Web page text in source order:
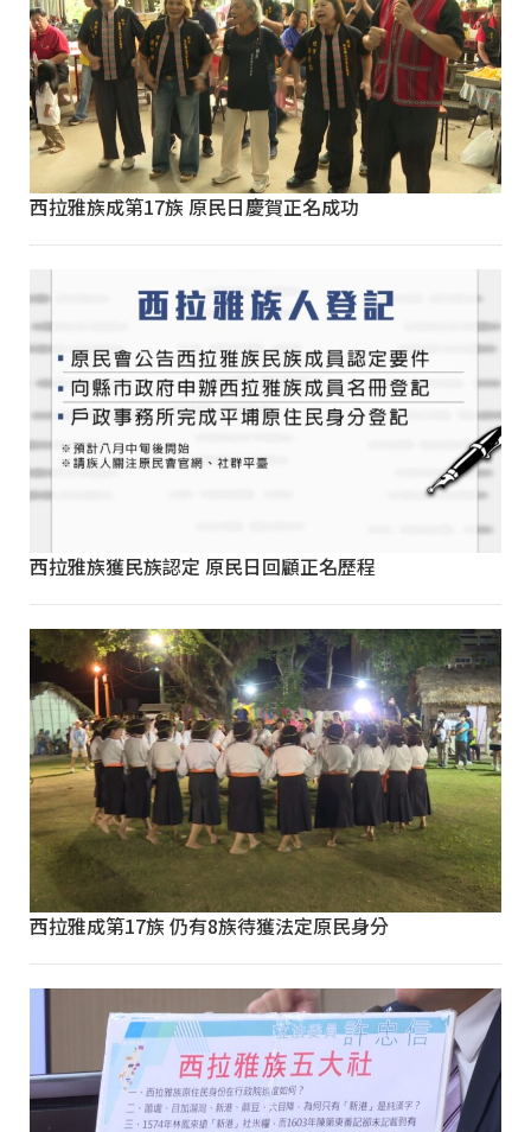
西拉雅族成第17族 原民日慶賀正名成功
西拉雅族獲民族認定 原民日回顧正名歷程
西拉雅成第17族 仍有8族待獲法定原民身分